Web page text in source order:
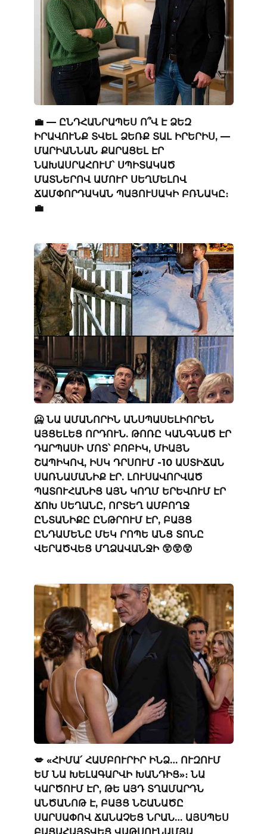
💼 — ԸՆԴՀԱՆՐԱՊԵՍ Ո՞Վ Է ՁԵԶ
ԻՐԱՎՈՒՆՔ ՏՎԵԼ ՁԵՌՔ ՏԱԼ ԻՐԵՐԻՍ, —
ՄԱՐԻԱՆՆԱՆ ՔԱՐԱՑԵԼ ԷՐ
ՆԱԽԱՍՐԱՀՈՒՄ՝ ՍՊԻՏԱԿԱԾ
ՄԱՏՆԵՐՈՎ ԱՄՈՒՐ ՍԵՂՄԵԼՈՎ
ՃԱՄՓՈՐԴԱԿԱՆ ՊԱՅՈՒՍԱԿԻ ԲՌՆԱԿԸ։
💼
🥶 ՆԱ ԱՄԱՆՈՐԻՆ ԱՆՍՊԱՍԵԼԻՈՐԵՆ
ԱՅՑԵԼԵՑ ՈՐԴՈՒՆ. ԹՈՌԸ ԿԱՆԳՆԱԾ ԷՐ
ԴԱՐՊԱՍԻ ՄՈՏ՝ ԲՈԲԻԿ, ՄԻԱՅՆ
ՇԱՊԻԿՈՎ, ԻՍԿ ԴՐՍՈՒՄ -10 ԱՍՏԻՃԱՆ
ՍԱՌՆԱՄԱՆԻՔ ԷՐ. ԼՈՒՍԱՎՈՐՎԱԾ
ՊԱՏՈՒՀԱՆԻՑ ԱՅՆ ԿՈՂՄ ԵՐԵՎՈՒՄ ԷՐ
ՃՈԽ ՍԵՂԱՆԸ, ՈՐՏԵՂ ԱՄԲՈՂՋ
ԸՆՏԱՆԻՔԸ ԸՆԹՐՈՒՄ ԷՐ, ԲԱՅՑ
ԸՆԴԱՄԵՆԸ ՄԵԿ ՐՈՊԵ ԱՆՑ ՏՈՆԸ
ՎԵՐԱԾՎԵՑ ՄՂՁԱՎԱՆՋԻ 😲😲😲
💋 «ՀԻՄԱ՛ ՀԱՄԲՈՒՐԻՐ ԻՆՁ… ՈՒԶՈՒՄ
ԵՄ ՆԱ ԽԵԼԱԳԱՐՎԻ ԽԱՆԴԻՑ»։ ՆԱ
ԿԱՐԾՈՒՄ ԷՐ, ԹԵ ԱՅԴ ՏՂԱՄԱՐԴՆ
ԱՆԾԱՆՈԹ Է, ԲԱՅՑ ՆՇԱՆԱԾԸ
ՍԱՐՍԱՓՈՎ ՃԱՆԱՉԵՑ ՆՐԱՆ… ԱՅՍՊԵՍ